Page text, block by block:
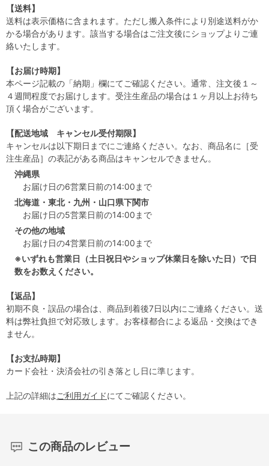
【送料】
送料は表示価格に含まれます。ただし搬入条件により別途送料がか
かる場合があります。該当する場合はご注文後にショップよりご連
絡いたします。
【お届け時期】
本ページ記載の「納期」欄にてご確認ください。通常、注文後１～
４週間程度でお届けします。受注生産品の場合は１ヶ月以上お待ち
頂く場合がございます。
【配送地域 キャンセル受付期限】
キャンセルは以下期日までにご連絡ください。なお、商品名に［受
注生産品］の表記がある商品はキャンセルできません。
沖縄県
お届け日の6営業日前の14:00まで
北海道・東北・九州・山口県下関市
お届け日の5営業日前の14:00まで
その他の地域
お届け日の4営業日前の14:00まで
※いずれも営業日（土日祝日やショップ休業日を除いた日）で日
数をお数えください。
【返品】
初期不良・誤品の場合は、商品到着後7日以内にご連絡ください。送
料は弊社負担で対応致します。お客様都合による返品・交換はでき
ません。
【お支払時期】
カード会社・決済会社の引き落とし日に準じます。
上記の詳細はご利用ガイドにてご確認ください。
この商品のレビュー